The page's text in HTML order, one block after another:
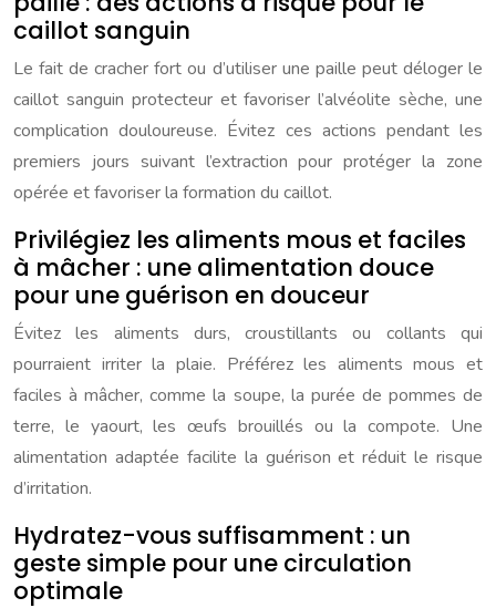
caillot sanguin
Le fait de cracher fort ou d’utiliser une paille peut déloger le
caillot sanguin protecteur et favoriser l’alvéolite sèche, une
complication douloureuse. Évitez ces actions pendant les
premiers jours suivant l’extraction pour protéger la zone
opérée et favoriser la formation du caillot.
Privilégiez les aliments mous et faciles
à mâcher : une alimentation douce
pour une guérison en douceur
Évitez les aliments durs, croustillants ou collants qui
pourraient irriter la plaie. Préférez les aliments mous et
faciles à mâcher, comme la soupe, la purée de pommes de
terre, le yaourt, les œufs brouillés ou la compote. Une
alimentation adaptée facilite la guérison et réduit le risque
d’irritation.
Hydratez-vous suffisamment : un
geste simple pour une circulation
optimale